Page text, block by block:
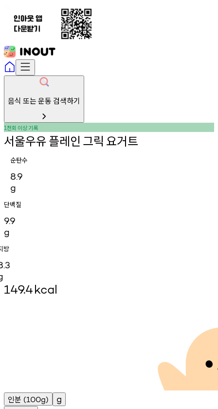
음식 또는 운동 검색하기
1천회 이상기록
서울우유플레인 그릭 요거트
순탄수
8.9
g
단백질
9.9
g
방
149.4kcal
인분 (100g) g